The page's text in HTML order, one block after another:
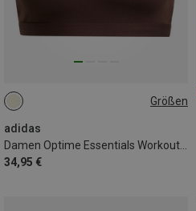
Größen
adidas
Damen Optime Essentials Workout Light Support Sport BH
34,95 €
XS